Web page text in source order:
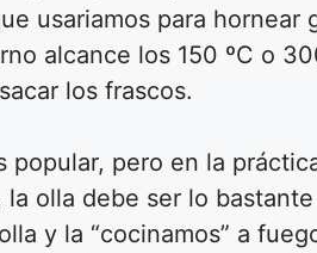
usariamos para hornear
alcance los 150 ºC o
los frascos.
popular, pero en la
olla debe ser lo
y la “cocinamos” a